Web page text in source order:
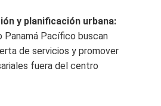
y planificación urbana:
Pacífico buscan
de servicios y promover
fuera del centro